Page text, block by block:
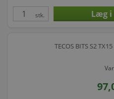
stk.
TECOS BITS S2